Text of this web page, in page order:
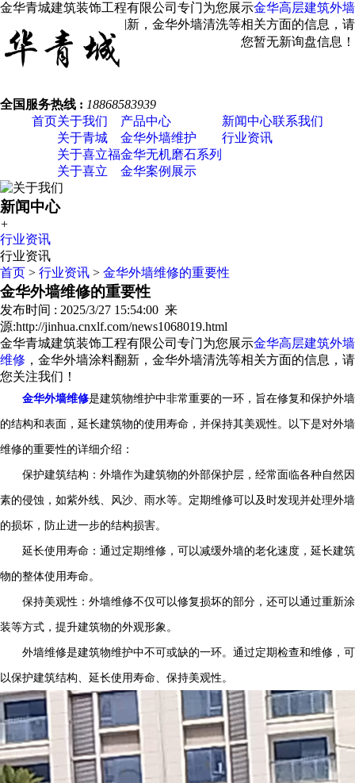
金华青城建筑装饰工程有限公司专门为您展示金华高层建筑外墙
，金华外墙涂料翻新，金华外墙清洗等相关方面的信息，请
您关注我们！
您暂无新询盘信息！
全国服务热线 : 18868583939
首页关于我们
关于青城
关于喜立福
关于喜立
产品中心
金华外墙维护
金华无机磨石系列
金华案例展示
新闻中心
行业资讯
联系我们
新闻中心
+
行业资讯
行业资讯
首页 > 行业资讯 > 金华外墙维修的重要性
金华外墙维修的重要性
发布时间 : 2025/3/27 15:54:00 来
源:http://jinhua.cnxlf.com/news1068019.html
金华青城建筑装饰工程有限公司专门为您展示金华高层建筑外墙
维修 ，金华外墙涂料翻新，金华外墙清洗等相关方面的信息，请
您关注我们！
金华外墙维修是建筑物维护中非常重要的一环，旨在修复和保护外墙
的结构和表面，延长建筑物的使用寿命，并保持其美观性。以下是对外墙
维修的重要性的详细介绍：
保护建筑结构：外墙作为建筑物的外部保护层，经常面临各种自然因
素的侵蚀，如紫外线、风沙、雨水等。定期维修可以及时发现并处理外墙
的损坏，防止进一步的结构损害。
延长使用寿命：通过定期维修，可以减缓外墙的老化速度，延长建筑
物的整体使用寿命。
保持美观性：外墙维修不仅可以修复损坏的部分，还可以通过重新涂
装等方式，提升建筑物的外观形象。
外墙维修是建筑物维护中不可或缺的一环。通过定期检查和维修，可
以保护建筑结构、延长使用寿命、保持美观性。